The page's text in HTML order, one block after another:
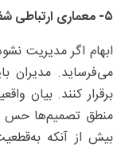
۵- معماری ارتباطی شفاف و منظم
ابهام اگر مدیریت
می‌فرساید. مدیران
برقرار کنند. بیان
منطق تصمیم‌ها حس
بیش از آنکه